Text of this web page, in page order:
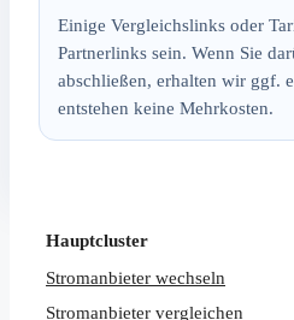
Einige Vergleichslinks oder
Partnerlinks sein. Wenn Sie
abschließen, erhalten wir ggf.
entstehen keine Mehrkosten.
Hauptcluster
Stromanbieter wechseln
Stromanbieter vergleichen